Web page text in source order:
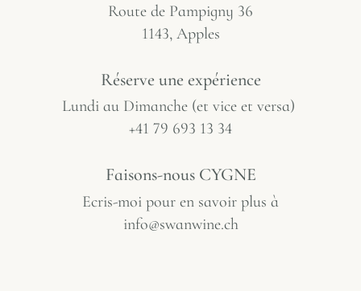
Route de Pampigny 36
1143, Apples
Réserve une expérience​
Lundi au Dimanche (et vice et versa)
+41 79 693 13 34
Faisons-nous CYGNE
Ecris-moi pour en savoir plus à
info@swanwine.ch